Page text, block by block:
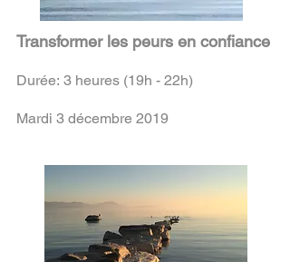
Transformer les peurs en confiance
Durée: 3 heures (19h - 22h)
Mardi 3 décembre 2019